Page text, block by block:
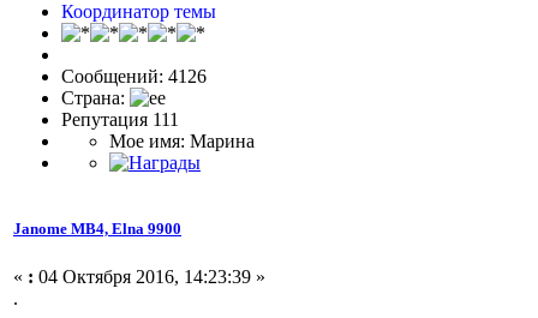
Координатор темы
Сообщений: 4126
Страна:
Репутация 111
Мое имя: Марина
Janome МВ4, Elna 9900
« : 04 Октября 2016, 14:23:39 »
.